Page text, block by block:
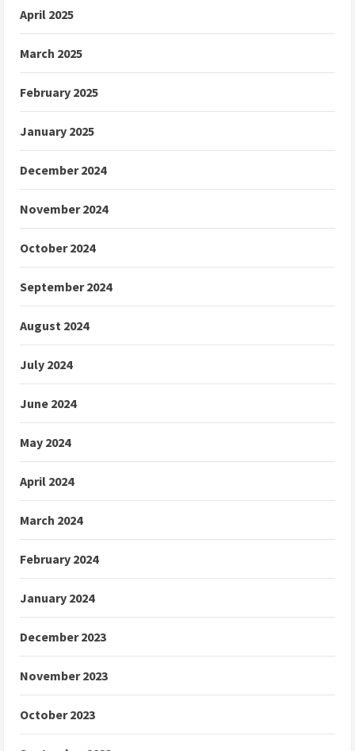
April 2025
March 2025
February 2025
January 2025
December 2024
November 2024
October 2024
September 2024
August 2024
July 2024
June 2024
May 2024
April 2024
March 2024
February 2024
January 2024
December 2023
November 2023
October 2023